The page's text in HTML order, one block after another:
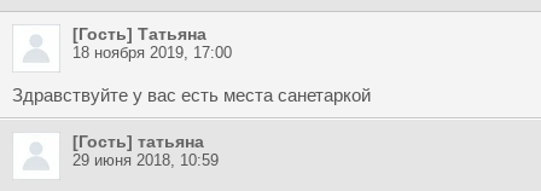
[Гость] Татьяна
18 ноября 2019, 17:00
Здравствуйте у вас есть места санетаркой
[Гость] татьяна
29 июня 2018, 10:59